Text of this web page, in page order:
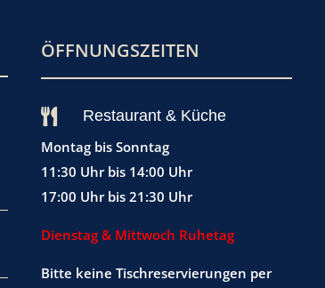
ÖFFNUNGSZEITEN

Restaurant & Küche
Montag bis Sonntag
11:30 Uhr bis 14:00 Uhr
17:00 Uhr bis 21:30 Uhr
Dienstag & Mittwoch Ruhetag
Bitte keine Tischreservierungen per